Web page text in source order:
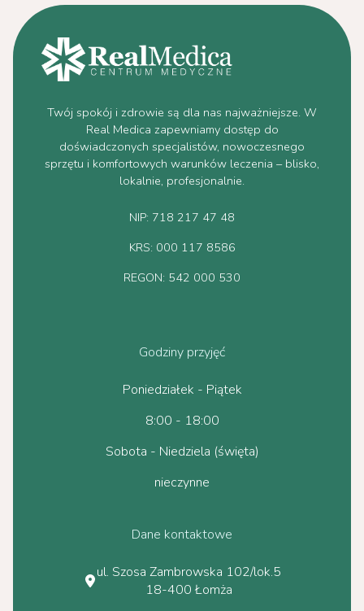
Twój spokój i zdrowie są dla nas najważniejsze. W
Real Medica zapewniamy dostęp do
doświadczonych specjalistów, nowoczesnego
sprzętu i komfortowych warunków leczenia – blisko,
lokalnie, profesjonalnie.
NIP: 718 217 47 48
KRS: 000 117 8586
REGON: 542 000 530
Godziny przyjęć
Poniedziałek - Piątek
8:00 - 18:00
Sobota - Niedziela (święta)
nieczynne
Dane kontaktowe
ul. Szosa Zambrowska 102/lok.5
18-400 Łomża